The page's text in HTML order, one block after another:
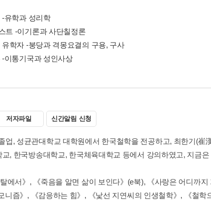
-유학과 성리학
트 -이기론과 사단칠정론
학자 -붕당과 격몽요결의 구용, 구사
이통기국과 성인사상
저자파일 신간알림 신청
업, 성균관대학교 대학원에서 한국철학을 전공하고, 최한기(崔
, 한국방송대학교, 한국체육대학교 등에서 강의하였고, 지금
에서》, 《죽음을 알면 삶이 보인다》(e북), 《사랑은 어디까
니즘》, 《감응하는 힘》, 《낯선 지연씨의 인생철학》, 《철학